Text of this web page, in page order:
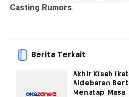
Berita Terkait
Akhir Kisah
Aldebaran
Menatap Masa